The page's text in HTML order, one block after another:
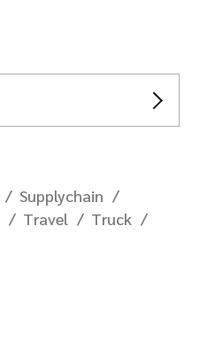
Supplychain
Travel
Truck